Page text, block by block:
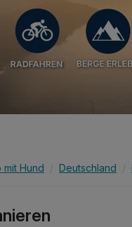
mit Hund Deutschland